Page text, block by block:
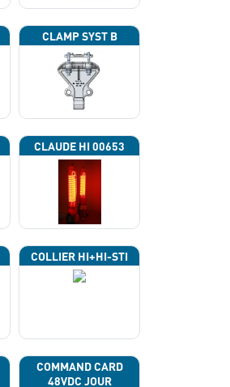
CLAMP SYST B
CLAUDE HI 00653
COLLIER HI+HI-STI
COMMAND CARD
48VDC JOUR